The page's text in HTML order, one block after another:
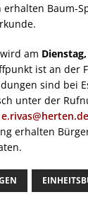
erhalten Baum-
am
ist an der
sind bei
unter der
e.rivas@herten.de
erhalten